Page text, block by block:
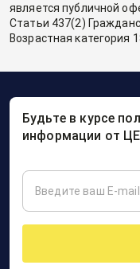
является публичной
Статьи 437(2)
Возрастная категория
Будьте в курсе
информации от